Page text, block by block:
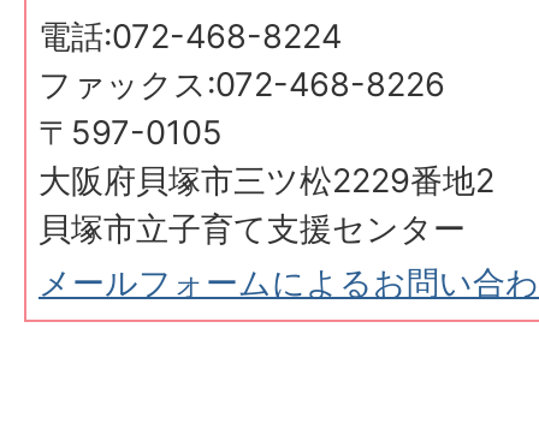
電話:072-468-8224
ファックス:072-468-8226
〒597-0105
大阪府貝塚市三ツ松2229番地2
貝塚市立子育て支援センター
メールフォームによるお問い合